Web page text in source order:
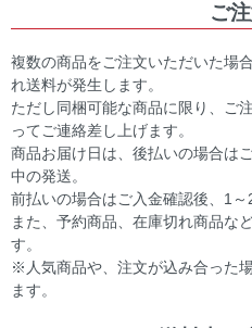
ご
複数の商品をご注文いただいた場
れ送料が発生します。
ただし同梱可能な商品に限り、ご
ってご連絡差し上げます。
商品お届け日は、後払いの場合は
中の発送。
前払いの場合はご入金確認後、1～
また、予約商品、在庫切れ商品な
す。
※人気商品や、注文が込み合った
ます。